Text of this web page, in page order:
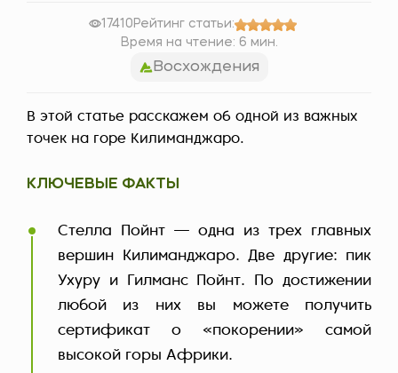
17410 Рейтинг статьи:
Время на чтение: 6 мин.
Восхождения
В этой статье расскажем об одной из важных
точек на горе Килиманджаро.
КЛЮЧЕВЫЕ ФАКТЫ
Стелла Пойнт — одна из трех главных
вершин Килиманджаро. Две другие: пик
Ухуру и Гилманс Пойнт. По достижении
любой из них вы можете получить
сертификат о «покорении» самой
высокой горы Африки.